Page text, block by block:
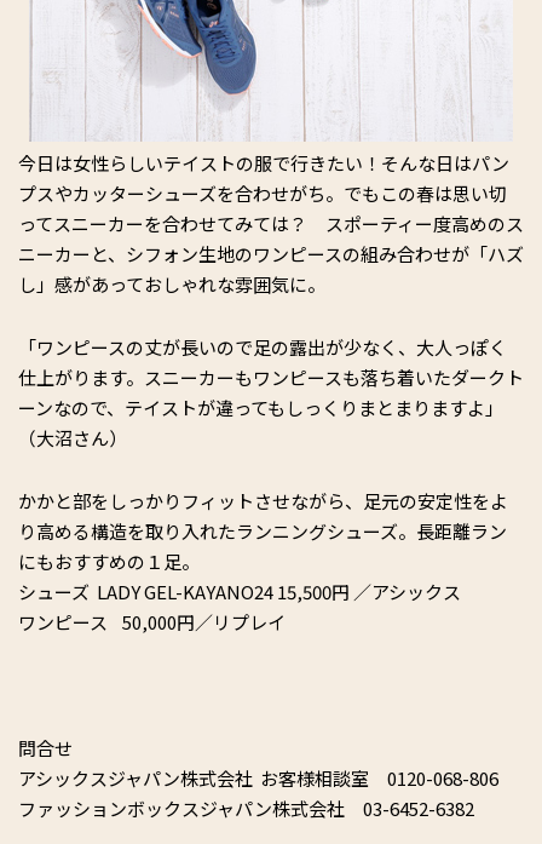
今日は女性らしいテイストの服で行きたい！そんな日はパン
プスやカッターシューズを合わせがち。でもこの春は思い切
ってスニーカーを合わせてみては？ スポーティー度高めのス
ニーカーと、シフォン生地のワンピースの組み合わせが「ハズ
し」感があっておしゃれな雰囲気に。
「ワンピースの丈が長いので足の露出が少なく、大人っぽく
仕上がります。スニーカーもワンピースも落ち着いたダークト
ーンなので、テイストが違ってもしっくりまとまりますよ」
（大沼さん）
かかと部をしっかりフィットさせながら、足元の安定性をよ
り高める構造を取り入れたランニングシューズ。長距離ラン
にもおすすめの１足。
シューズ LADY GEL-KAYANO24 15,500円 ／アシックス
ワンピース 50,000円／リプレイ
問合せ
アシックスジャパン株式会社 お客様相談室 0120-068-806
ファッションボックスジャパン株式会社 03-6452-6382